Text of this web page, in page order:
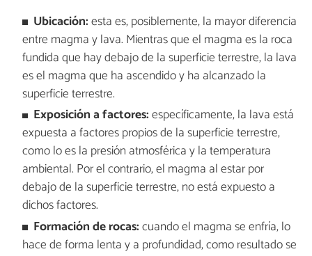
Ubicación:esta es, posiblemente, la mayor diferencia
entre magma y lava. Mientras que el magma es la roca
fundida que hay debajo de la superficie terrestre, la lava
es el magma que ha ascendido y ha alcanzado la
superficie terrestre.
Exposición a factores:específicamente, la lava está
expuesta a factores propios de la superficie terrestre,
como lo es la presión atmosférica y la temperatura
ambiental. Por el contrario, el magma al estar por
debajo de la superficie terrestre, no está expuesto a
dichos factores.
Formación de rocas:cuando el magma se enfría, lo
hace de forma lenta y a profundidad, como resultado se